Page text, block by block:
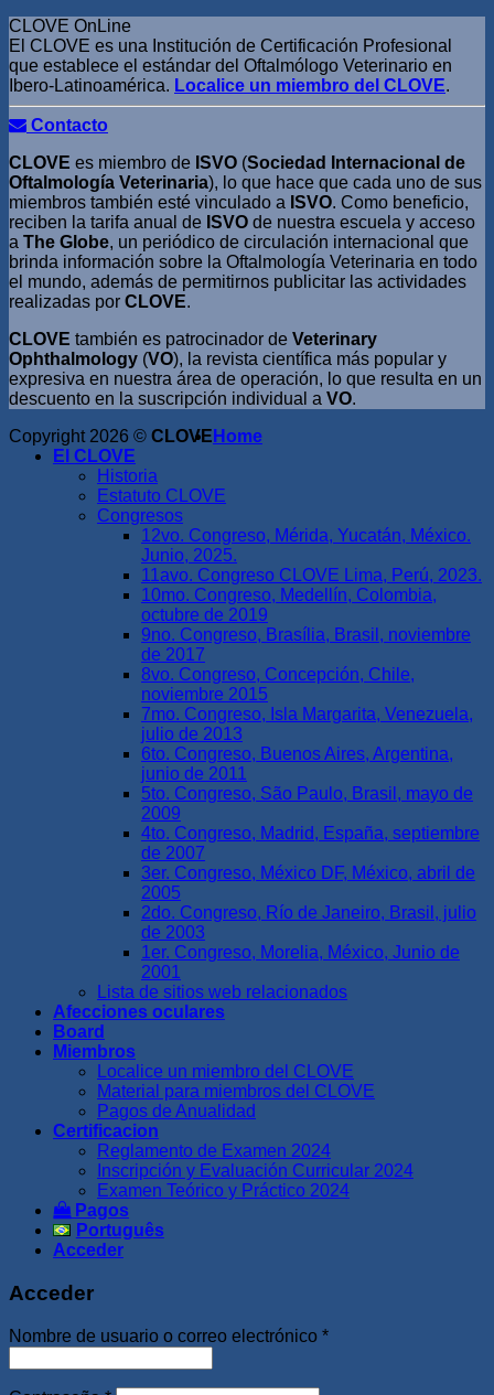
CLOVE OnLine
El CLOVE es una Institución de Certificación Profesional
que establece el estándar del Oftalmólogo Veterinario en
Ibero-Latinoamérica. Localice un miembro del CLOVE.
Contacto
CLOVE es miembro de ISVO (Sociedad Internacional de
Oftalmología Veterinaria), lo que hace que cada uno de sus
miembros también esté vinculado a ISVO. Como beneficio,
reciben la tarifa anual de ISVO de nuestra escuela y acceso
a The Globe, un periódico de circulación internacional que
brinda información sobre la Oftalmología Veterinaria en todo
el mundo, además de permitirnos publicitar las actividades
realizadas por CLOVE.
CLOVE también es patrocinador de Veterinary
Ophthalmology (VO), la revista científica más popular y
expresiva en nuestra área de operación, lo que resulta en un
descuento en la suscripción individual a VO.
Copyright 2026 © CLOVE Home
El CLOVE
Historia
Estatuto CLOVE
Congresos
12vo. Congreso, Mérida, Yucatán, México.
Junio, 2025.
11avo. Congreso CLOVE Lima, Perú, 2023.
10mo. Congreso, Medellín, Colombia,
octubre de 2019
9no. Congreso, Brasília, Brasil, noviembre
de 2017
8vo. Congreso, Concepción, Chile,
noviembre 2015
7mo. Congreso, Isla Margarita, Venezuela,
julio de 2013
6to. Congreso, Buenos Aires, Argentina,
junio de 2011
5to. Congreso, São Paulo, Brasil, mayo de
2009
4to. Congreso, Madrid, España, septiembre
de 2007
3er. Congreso, México DF, México, abril de
2005
2do. Congreso, Río de Janeiro, Brasil, julio
de 2003
1er. Congreso, Morelia, México, Junio de
2001
Lista de sitios web relacionados
Afecciones oculares
Board
Miembros
Localice un miembro del CLOVE
Material para miembros del CLOVE
Pagos de Anualidad
Certificacion
Reglamento de Examen 2024
Inscripción y Evaluación Curricular 2024
Examen Teórico y Práctico 2024
Pagos
Português
Acceder
Acceder
Nombre de usuario o correo electrónico *Obligatorio